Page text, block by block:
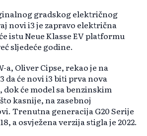
gradskog električnog
novi i3 je zapravo električna
istu Neue Klasse EV platformu
sljedeće godine.
a, Oliver Cipse, rekao je na
da će novi i3 biti prva nova
će model sa benzinskim
kasnije, na zasebnoj
Trenutna generacija G20 Serije
a osvježena verzija stigla je 2022.